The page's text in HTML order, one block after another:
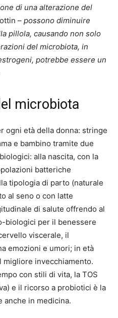
di una alterazione del
– possono diminuire
pillola, causando non solo
del microbiota, in
potrebbe essere un
microbiota
ogni età della donna: stringe
e bambino tramite due
alla nascita, con la
batteriche
tipologia di parto (naturale
al seno o con latte
di salute offrendo al
biologici per il benessere
viscerale, il
emozioni e umori; in età
migliore invecchiamento.
con stili di vita, la TOS
e il ricorso a probiotici è la
anche in medicina.